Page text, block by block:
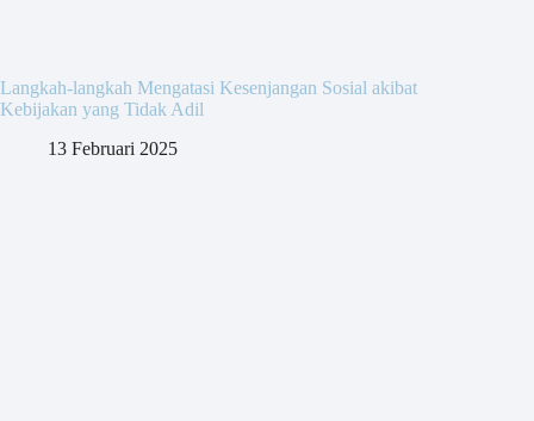
Langkah-langkah Mengatasi Kesenjangan Sosial akibat
Kebijakan yang Tidak Adil
13 Februari 2025